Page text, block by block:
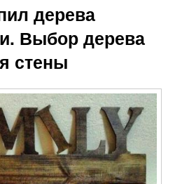
дерева
Выбор дерева
стены